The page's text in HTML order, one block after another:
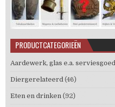
PRODUCTCATEGORIEËN
Aardewerk, glas e.a. serviesgoed
Diergerelateerd (46)
Eten en drinken (92)